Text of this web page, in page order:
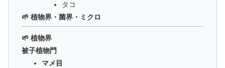
タコ
🌱 植物界・菌界・ミクロ
🌱 植物界
被子植物門
マメ目